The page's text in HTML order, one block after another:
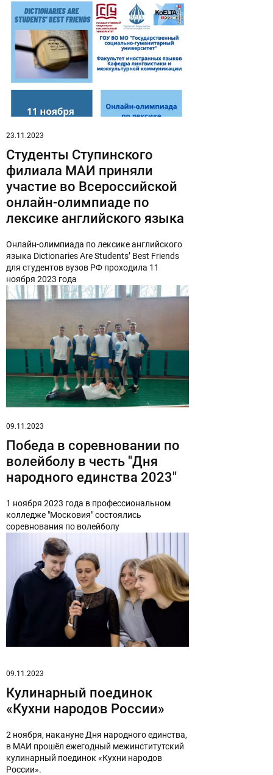
23.11.2023
Студенты Ступинского
филиала МАИ приняли
участие во Всероссийской
онлайн-олимпиаде по
лексике английского языка
Онлайн-олимпиада по лексике английского
языка Dictionaries Are Students’ Best Friends
для студентов вузов РФ проходила 11
ноября 2023 года
09.11.2023
Победа в соревновании по
волейболу в честь "Дня
народного единства 2023"
1 ноября 2023 года в профессиональном
колледже "Московия" состоялись
соревнования по волейболу
09.11.2023
Кулинарный поединок
«Кухни народов России»
2 ноября, накануне Дня народного единства,
в МАИ прошёл ежегодный межинститутский
кулинарный поединок «Кухни народов
России».